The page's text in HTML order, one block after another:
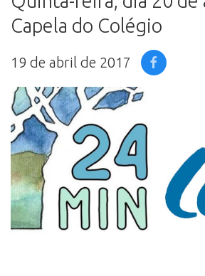
Capela do Colégio
19 de abril de 2017